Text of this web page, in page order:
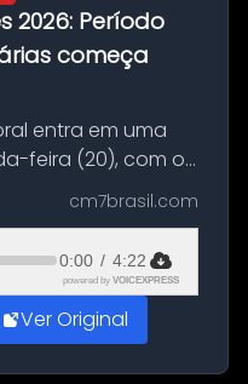
2026: Período
começa
entra em uma
feira (20), com o
às convenções
partidos e
cm7brasil.com
0:00 / 4:22
powered by VOICEXPRESS
Ver Original